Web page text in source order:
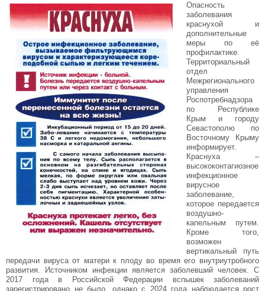
Опасность
заболевания
краснухой и
дополнительные
меры по её
профилактике.
Территориальный
отдел
Межрегионального
управления
Роспотребнадзора
по Республике
Крым и городу
Севастополю по
Восточному Крыму
информирует.
Краснуха –
высококонтагиозное
инфекционное
вирусное
заболевание,
которое передается
воздушно-
капельным путем.
Кроме того,
возможен
вертикальный путь
передачи вируса от матери к плоду во время его внутриутробного
развития. Источником инфекции является заболевший человек. С
2017 года в Российской Федерации вспышек заболеваний
зарегистрировано не было, однако с 2024 года наблюдается рост